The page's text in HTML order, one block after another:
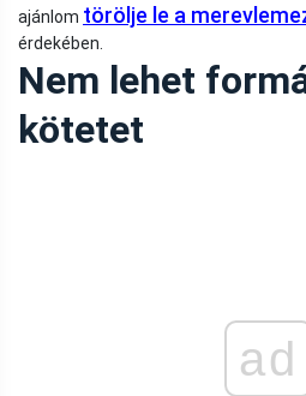
ajánlom törölje le a
érdekében.
Nem lehet
kötetet
ad